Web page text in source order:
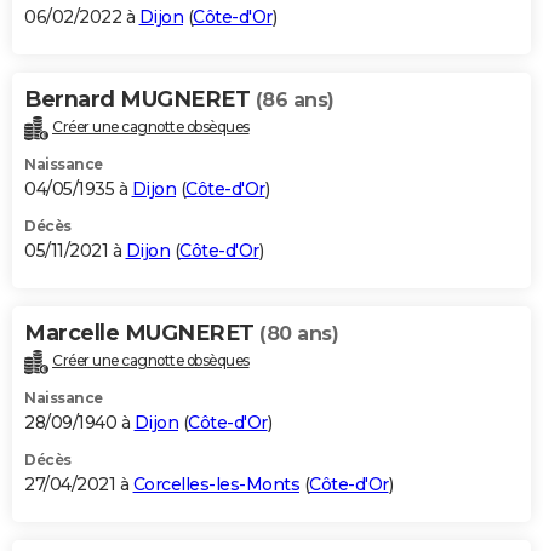
06/02/2022 à Dijon (Côte-d'Or)
Bernard MUGNERET (86 ans)
Créer une cagnotte obsèques
Naissance
04/05/1935 à Dijon (Côte-d'Or)
Décès
05/11/2021 à Dijon (Côte-d'Or)
Marcelle MUGNERET (80 ans)
Créer une cagnotte obsèques
Naissance
28/09/1940 à Dijon (Côte-d'Or)
Décès
27/04/2021 à Corcelles-les-Monts (Côte-d'Or)